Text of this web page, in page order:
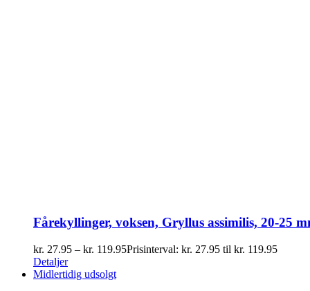
Fårekyllinger, voksen, Gryllus assimilis, 20-25
kr. 27.95 – kr. 119.95Prisinterval: kr. 27.95 til kr. 119.95
Detaljer
Midlertidig udsolgt